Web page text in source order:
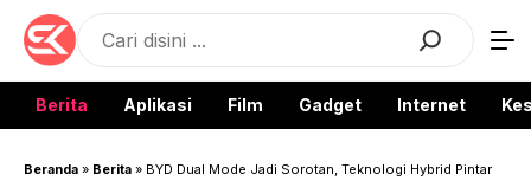
Langsung
Berita Aplikasi Film Gadget Internet
Beranda » Berita » BYD Dual Mode Jadi Sorotan, Teknologi Hybrid Pintar